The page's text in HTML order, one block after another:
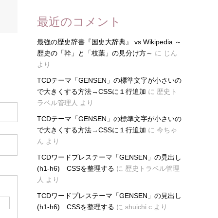
最近のコメント
最強の歴史辞書『国史大辞典』 vs Wikipedia ～
歴史の「幹」と「枝葉」の見分け方～ に じん
より
TCDテーマ「GENSEN」の標準文字が小さいの
で大きくする方法→CSSに１行追加 に 歴史ト
ラベル管理人 より
TCDテーマ「GENSEN」の標準文字が小さいの
で大きくする方法→CSSに１行追加 に 今ちゃ
ん より
TCDワードプレステーマ「GENSEN」の見出し
(h1-h6) CSSを整理する に 歴史トラベル管理
人 より
TCDワードプレステーマ「GENSEN」の見出し
(h1-h6) CSSを整理する に shuichi c より